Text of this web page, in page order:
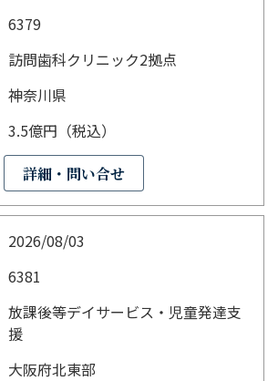
6379
訪問歯科クリニック2拠点
神奈川県
3.5億円（税込）
詳細・問い合せ
2026/08/03
6381
放課後等デイサービス・児童発達支
援
大阪府北東部